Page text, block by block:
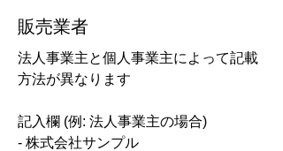
販売業者
法人事業主と個人事業主によって記載
方法が異なります
記入欄 (例: 法人事業主の場合)
- 株式会社サンプル